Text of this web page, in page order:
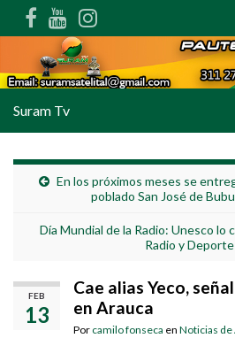
Suram Tv
En los próximos meses se
poblado San José de
Día Mundial de la Radio: Unesco lo
Radio y Deporte
FEB
13
Cae alias Yeco,
en Arauca
Por camilo fonseca en Noticias de